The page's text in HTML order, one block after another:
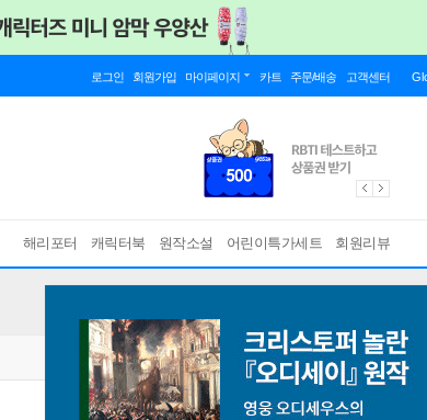
로그인 회원가입 마이페이지 카트 주문/배송 고객센터
해리포터 캐릭터북 원작소설 어린이특가세트 회원리뷰